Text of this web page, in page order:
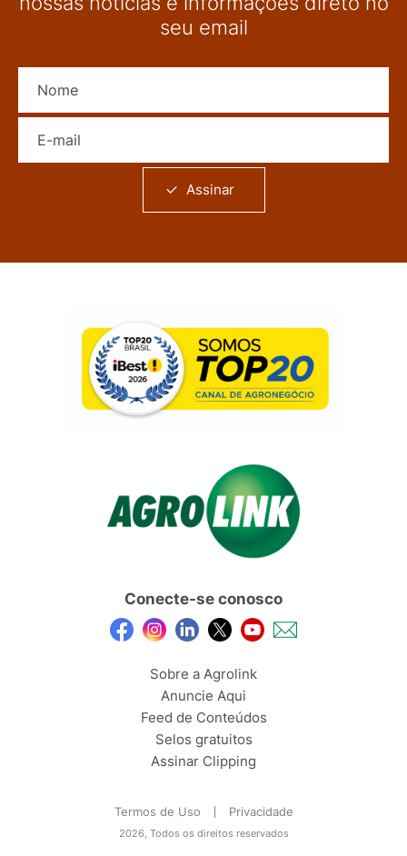
seu email
Assinar
Conecte-se conosco
Sobre a Agrolink
Anuncie Aqui
Feed de Conteúdos
Selos gratuitos
Assinar Clipping
Termos de Uso Privacidade
2026, Todos os direitos reservados